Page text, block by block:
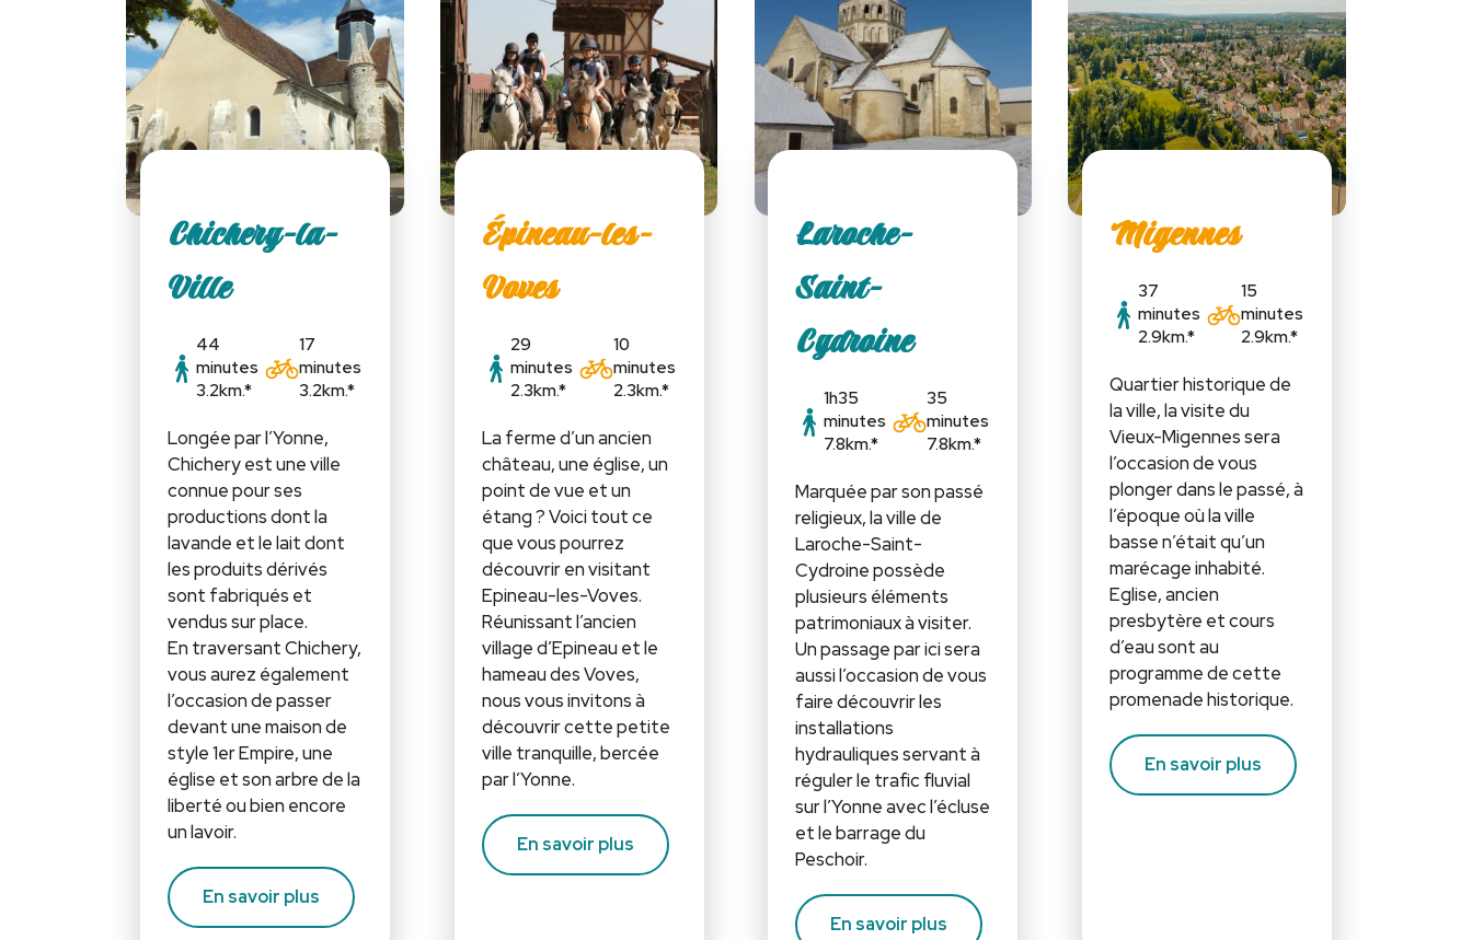
Chichery-la-
Ville
44
minutes
3.2km.*
17
minutes
3.2km.*
Longée par l’Yonne,
Chichery est une ville
connue pour ses
productions dont la
lavande et le lait dont
les produits dérivés
sont fabriqués et
vendus sur place.
En traversant Chichery,
vous aurez également
l’occasion de passer
devant une maison de
style 1er Empire, une
église et son arbre de la
liberté ou bien encore
un lavoir.
En savoir plus
Épineau-les-
Voves
29
minutes
2.3km.*
10
minutes
2.3km.*
La ferme d’un ancien
château, une église, un
point de vue et un
étang ? Voici tout ce
que vous pourrez
découvrir en visitant
Epineau-les-Voves.
Réunissant l’ancien
village d’Epineau et le
hameau des Voves,
nous vous invitons à
découvrir cette petite
ville tranquille, bercée
par l’Yonne.
En savoir plus
Laroche-
Saint-
Cydroine
1h35
minutes
7.8km.*
35
minutes
7.8km.*
Marquée par son passé
religieux, la ville de
Laroche-Saint-
Cydroine possède
plusieurs éléments
patrimoniaux à visiter.
Un passage par ici sera
aussi l’occasion de vous
faire découvrir les
installations
hydrauliques servant à
réguler le trafic fluvial
sur l’Yonne avec l’écluse
et le barrage du
Peschoir.
En savoir plus
Migennes
37
minutes
2.9km.*
15
minutes
2.9km.*
Quartier historique de
la ville, la visite du
Vieux-Migennes sera
l’occasion de vous
plonger dans le passé, à
l’époque où la ville
basse n’était qu’un
marécage inhabité.
Eglise, ancien
presbytère et cours
d’eau sont au
programme de cette
promenade historique.
En savoir plus